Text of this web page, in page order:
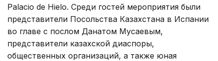
Palacio de Hielo. Среди гостей мероприятия были
представители Посольства Казахстана в Испании
во главе с послом Данатом Мусаевым,
представители казахской диаспоры,
общественных организаций, а также юная